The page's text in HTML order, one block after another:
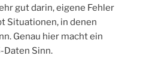
gut darin, eigene Fehler
Situationen, in denen
Genau hier macht ein
Daten Sinn.